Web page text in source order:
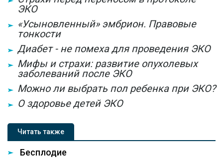
ЭКО
«Усыновленный» эмбрион. Правовые
тонкости
Диабет - не помеха для проведения ЭКО
Мифы и страхи: развитие опухолевых
заболеваний после ЭКО
Можно ли выбрать пол ребенка при ЭКО?
О здоровье детей ЭКО
Читать также
Бесплодие